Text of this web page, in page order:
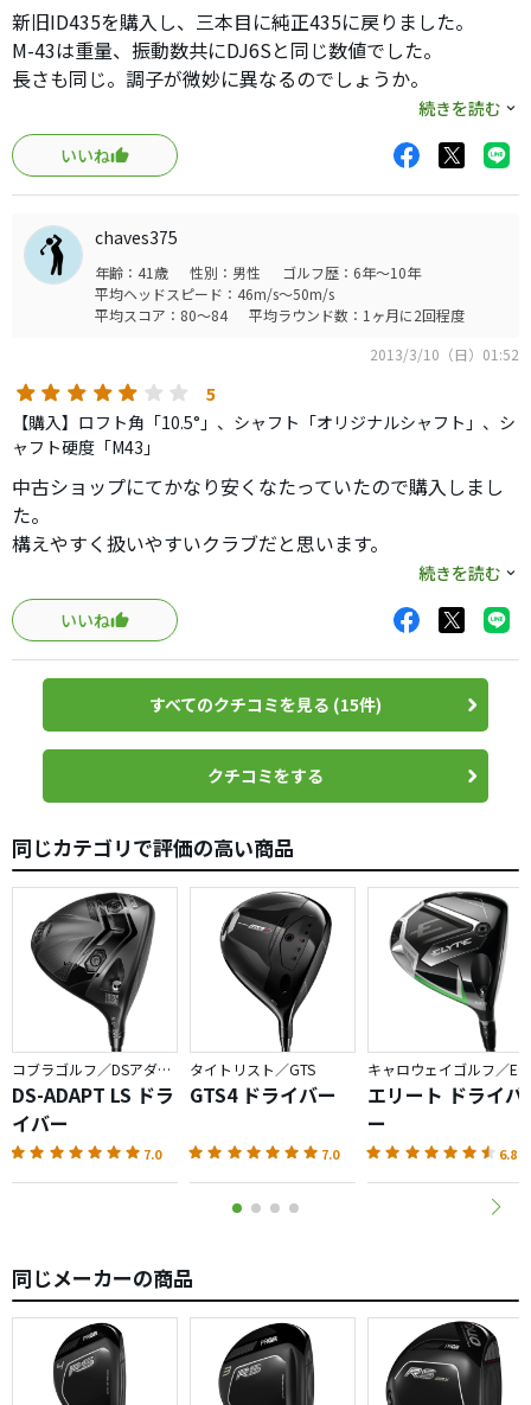
新旧ID435を購入し、三本目に純正435に戻りました。
M-43は重量、振動数共にDJ6Sと同じ数値でした。
長さも同じ。調子が微妙に異なるのでしょうか。
ヘッドの返りと振り抜きが純正の方が良い印象でした。
体格が標準なので、振れる範囲の重たいシャフトでは、遠
心力で振り回される事が多く。
軽くて硬いイメージの持てるシャフトのDRを探していまし
た。
ID435に限れば、新しいからと言う理由で優れているとはお
もえず。
旧435の方が個人的には好みです。
は、新潟の国産メーカーが良いと思います。
DRはシャフトに依存する所も多いので一概には言えません
が、
振れる範囲で重たい選択と言うのは私には当てはまらない
と思いました。
軽いクラブで手打ちに成らない範囲で降り抜け且つボール
ストライキングが一定に保てる物。
メーカーも相性の良い自社ヘッドとシャフトの組み合わせ
純正仕様の原点に気付いた一品でした。
続きを読む
いいね
chaves375
年齢：41歳 性別：男性
ゴルフ歴：6年～10年
平均ヘッドスピード：46m/s～50m/s
平均スコア：80～84
平均ラウンド数：1ヶ月に2回程度
2013/3/10（日）01:52
5
【購入】ロフト角「10.5°」、シャフト「オリジナルシャフト」、シ
ャフト硬度「M43」
中古ショップにてかなり安くなたっていたので購入しまし
た。
構えやすく扱いやすいクラブだと思います。
爆発的な飛距離は出ないが、しっかりと安定した飛距離と
方向性は◎
久しぶりに良いドライバーに出会いました！
続きを読む
いいね
すべてのクチコミを見る (15件)
クチコミをする
同じカテゴリで評価の高い商品
コブラゴルフ／DSアダプト
DS-ADAPT LS ドラ
イバー
7.0
タイトリスト／GTS
GTS4 ドライバー
7.0
エリート ドライバ
ー
6.8
同じメーカーの商品